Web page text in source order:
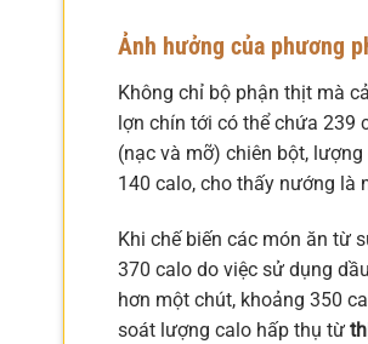
Ảnh hưởng của phương
Không chỉ bộ phận thịt mà
lợn chín tới có thể chứa 239
(nạc và mỡ) chiên bột,
140 calo, cho thấy nướng là
Khi chế biến các món ăn từ
370 calo do việc sử dụng
hơn một chút, khoảng 350
soát lượng calo hấp thụ từ